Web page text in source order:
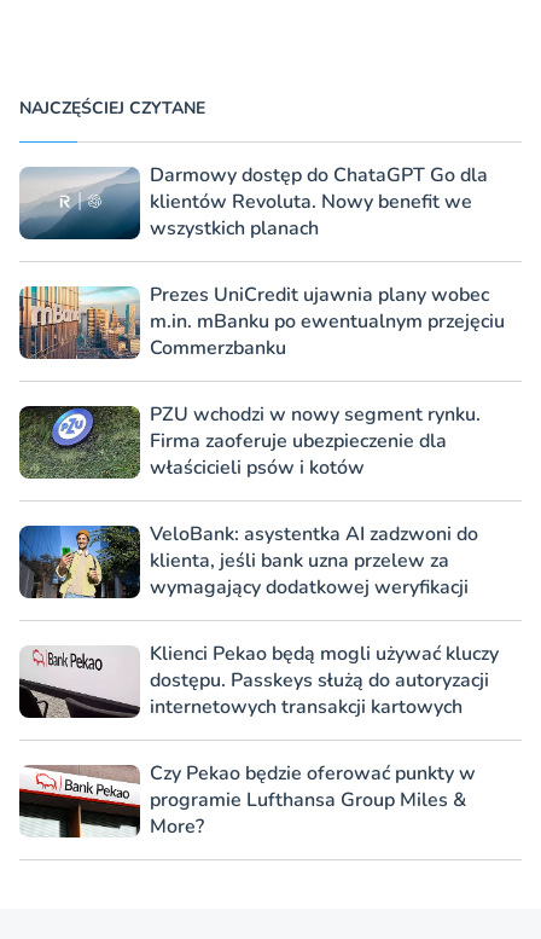
NAJCZĘŚCIEJ CZYTANE
Darmowy dostęp do ChataGPT Go dla
klientów Revoluta. Nowy benefit we
wszystkich planach
Prezes UniCredit ujawnia plany wobec
m.in. mBanku po ewentualnym przejęciu
Commerzbanku
PZU wchodzi w nowy segment rynku.
Firma zaoferuje ubezpieczenie dla
właścicieli psów i kotów
VeloBank: asystentka AI zadzwoni do
klienta, jeśli bank uzna przelew za
wymagający dodatkowej weryfikacji
Klienci Pekao będą mogli używać kluczy
dostępu. Passkeys służą do autoryzacji
internetowych transakcji kartowych
Czy Pekao będzie oferować punkty w
programie Lufthansa Group Miles &
More?